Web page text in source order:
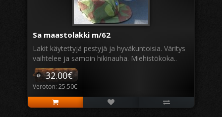
Sa maastolakki m/62
Lakit käytettyjä pestyjä ja hyväkuntoisia. Väritys
vaihtelee ja samoin hikinauha. Miehistökoka..
32.00€
Veroton: 25.50€